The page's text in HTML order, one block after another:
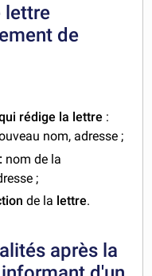
lettre
de
rédige la lettre :
nom, adresse ;
nom de la
;
de la lettre.
après la